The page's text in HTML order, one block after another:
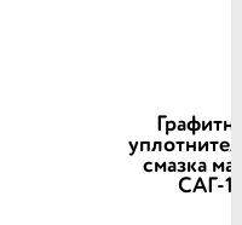
смазка
САГ-1